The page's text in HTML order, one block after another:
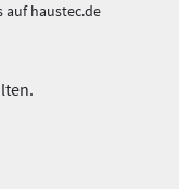
auf haustec.de